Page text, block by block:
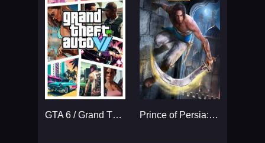
GTA 6 / Grand Theft Auto VI Prince of Persia: The Sands